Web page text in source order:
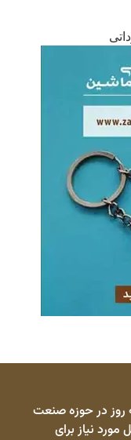
روز در حوزه صنعت
نیاز برای